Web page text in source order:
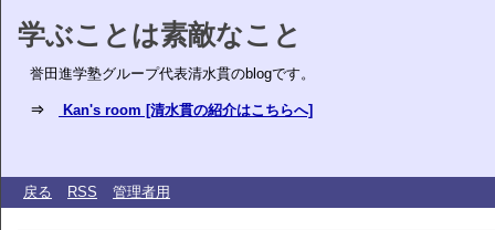
学ぶことは素敵なこと
誉田進学塾グループ代表清水貫のblogです。
⇒ Kan's room [清水貫の紹介はこちらへ]
戻る RSS 管理者用